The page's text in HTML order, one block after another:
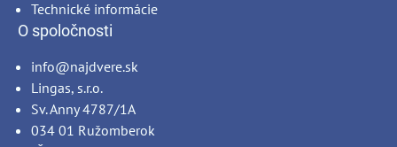
Technické informácie
O spoločnosti
info@najdvere.sk
Lingas, s.r.o.
Sv. Anny 4787/1A
034 01 Ružomberok